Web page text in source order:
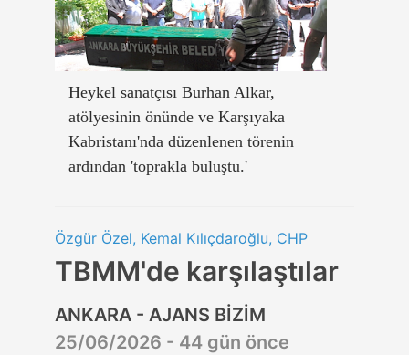
Heykel sanatçısı Burhan Alkar,
atölyesinin önünde ve Karşıyaka
Kabristanı'nda düzenlenen törenin
ardından 'toprakla buluştu.'
Özgür Özel, Kemal Kılıçdaroğlu, CHP
TBMM'de karşılaştılar
ANKARA - AJANS BİZİM
25/06/2026 - 44 gün önce